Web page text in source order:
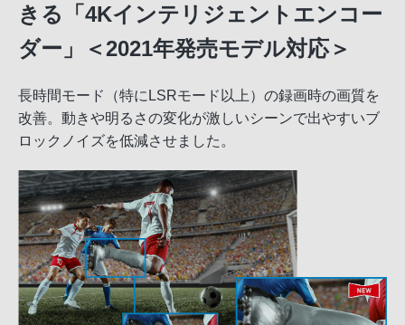
きる「4Kインテリジェントエンコー
ダー」＜2021年発売モデル対応＞
長時間モード（特にLSRモード以上）の録画時の画質を
改善。動きや明るさの変化が激しいシーンで出やすいブ
ロックノイズを低減させました。